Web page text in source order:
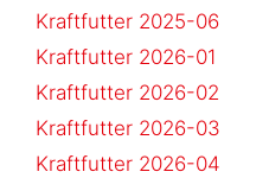
Kraftfutter 2025-06
Kraftfutter 2026-01
Kraftfutter 2026-02
Kraftfutter 2026-03
Kraftfutter 2026-04